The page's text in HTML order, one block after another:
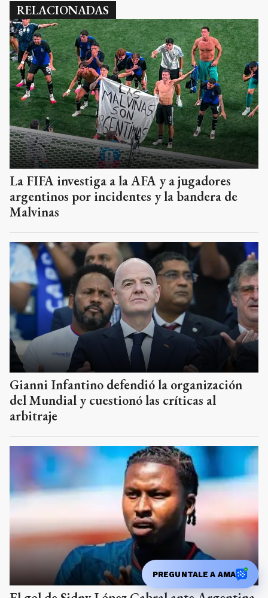
RELACIONADAS
La FIFA investiga a la AFA y a jugadores
argentinos por incidentes y la bandera de
Malvinas
Gianni Infantino defendió la organización
del Mundial y cuestionó las críticas al
arbitraje
PREGUNTALE A AMA